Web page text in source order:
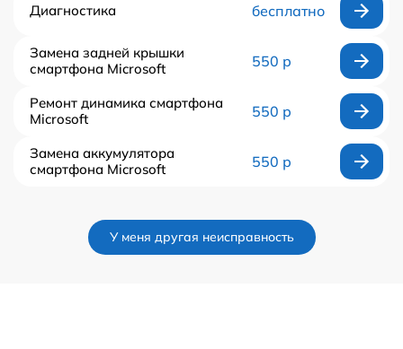
Диагностика бесплатно
Замена задней крышки
смартфона Microsoft
550 р
Ремонт динамика смартфона
Microsoft
550 р
Замена аккумулятора
смартфона Microsoft
550 р
У меня другая неисправность